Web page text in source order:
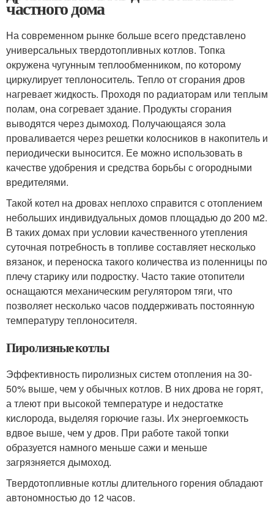
частного дома
На современном рынке больше всего представлено
универсальных твердотопливных котлов. Топка
окружена чугунным теплообменником, по которому
циркулирует теплоноситель. Тепло от сгорания дров
нагревает жидкость. Проходя по радиаторам или теплым
полам, она согревает здание. Продукты сгорания
выводятся через дымоход. Получающаяся зола
проваливается через решетки колосников в накопитель и
периодически выносится. Ее можно использовать в
качестве удобрения и средства борьбы с огородными
вредителями.
Такой котел на дровах неплохо справится с отоплением
небольших индивидуальных домов площадью до 200 м2.
В таких домах при условии качественного утепления
суточная потребность в топливе составляет несколько
вязанок, и переноска такого количества из поленницы по
плечу старику или подростку. Часто такие отопители
оснащаются механическим регулятором тяги, что
позволяет несколько часов поддерживать постоянную
температуру теплоносителя.
Пиролизные котлы
Эффективность пиролизных систем отопления на 30-
50% выше, чем у обычных котлов. В них дрова не горят,
а тлеют при высокой температуре и недостатке
кислорода, выделяя горючие газы. Их энергоемкость
вдвое выше, чем у дров. При работе такой топки
образуется намного меньше сажи и меньше
загрязняется дымоход.
Твердотопливные котлы длительного горения обладают
автономностью до 12 часов.